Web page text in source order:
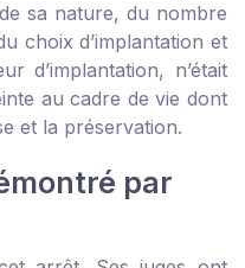
sa nature, du nombre
choix d’implantation et
d’implantation, n’était
au cadre de vie dont
et la préservation.
par